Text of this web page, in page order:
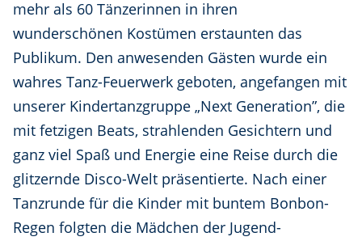
mehr als 60 Tänzerinnen in ihren
wunderschönen Kostümen erstaunten das
Publikum. Den anwesenden Gästen wurde ein
wahres Tanz-Feuerwerk geboten, angefangen mit
unserer Kindertanzgruppe „Next Generation”, die
mit fetzigen Beats, strahlenden Gesichtern und
ganz viel Spaß und Energie eine Reise durch die
glitzernde Disco-Welt präsentierte. Nach einer
Tanzrunde für die Kinder mit buntem Bonbon-
Regen folgten die Mädchen der Jugend-